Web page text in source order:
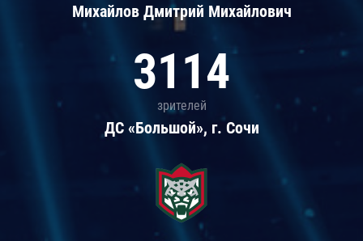
Михайлов Дмитрий Михайлович
3114
зрителей
ДС «Большой», г. Сочи